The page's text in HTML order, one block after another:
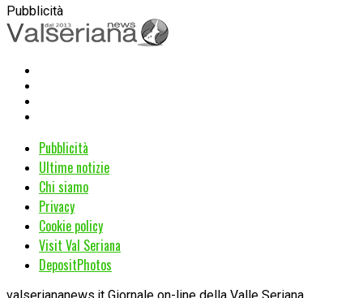
Pubblicità
Pubblicità
Ultime notizie
Chi siamo
Privacy
Cookie policy
Visit Val Seriana
DepositPhotos
valseriananews.it Giornale on-line della Valle Seriana